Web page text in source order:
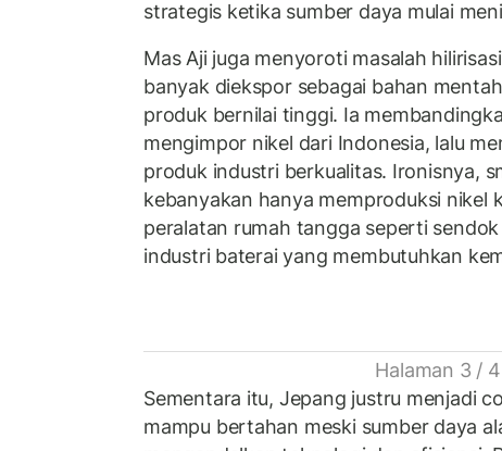
strategis ketika sumber daya mulai
Mas Aji juga menyoroti masalah
banyak diekspor sebagai bahan
produk bernilai tinggi. Ia
mengimpor nikel dari Indonesia, lalu
produk industri berkualitas. Ironisnya,
kebanyakan hanya memproduksi nikel
peralatan rumah tangga seperti
industri baterai yang membutuhkan
Halaman 3 / 4
Sementara itu, Jepang justru menjadi
mampu bertahan meski sumber daya